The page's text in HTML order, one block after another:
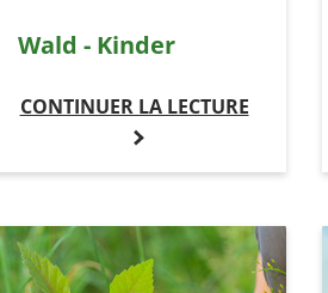
Wald - Kinder
CONTINUER LA LECTURE